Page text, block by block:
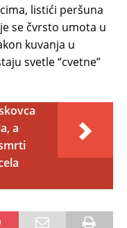
listići peršuna
se čvrsto umota u
kuvanja u
svetle “cvetne”
a